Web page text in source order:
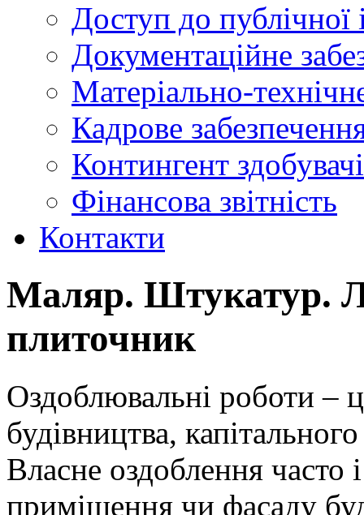
Доступ до публічної
Документаційне
Матеріально-
Кадрове
Контингент
Фінансова звітність
Контакти
Маляр. Штукатур.
плиточник
Оздоблювальні роботи –
будівництва,
Власне оздоблення часто
приміщення чи фасаду